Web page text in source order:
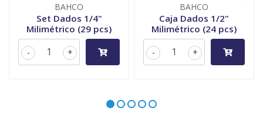
BAHCO
Set Dados 1/4"
Milimétrico (29 pcs)
+
-
BAHCO
Caja Dados 1/2"
Milimétrico (24 pcs)
+
-